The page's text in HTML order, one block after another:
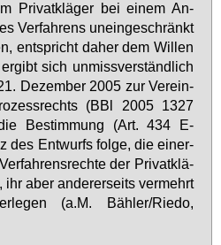
Pri­vat­klä­ger bei ei­nem An­
Ver­fah­rens un­ein­ge­schränkt
ent­spricht da­her dem Wil­len
sich un­miss­ver­ständ­lich
De­zem­ber 2005 zur Ver­ein­
(BBl 2005 1327
Be­stim­mung (Art. 434 E-
des Ent­wurfs fol­ge, die ei­ner­
der Pri­vat­klä­
aber an­de­rer­seits ver­mehrt
(a.M. Bäh­ler/Rie­do,